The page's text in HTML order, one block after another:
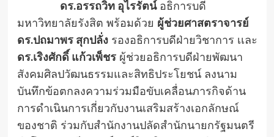
ดร.อรรถวิท อุไรรัตน์อธิการบดี
มหาวิทยาลัยรังสิต พร้อมด้วย ผู้ช่วยศาสตราจารย์
ดร.ปถมาพร สุกปลั่งรองอธิการบดีฝ่ายวิชาการ เเละ
ดร.เริงศักดิ์ แก้วเพ็ชรผู้ช่วยอธิการบดีฝ่ายพัฒนา
สังคมศิลปวัฒนธรรมและสิทธิประโยชน์ ลงนาม
บันทึกข้อตกลงความร่วมมือขับเคลื่อนภารกิจด้าน
การดำเนินการเกี่ยวกับงานเสริมสร้างเอกลักษณ์
ของชาติ ร่วมกับสำนักงานปลัดสำนักนายกรัฐมนตรี